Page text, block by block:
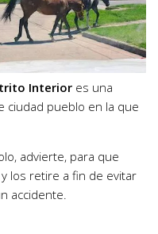
Interior es una
ciudad pueblo en la que
advierte, para que
los retire a fin de evitar
accidente.